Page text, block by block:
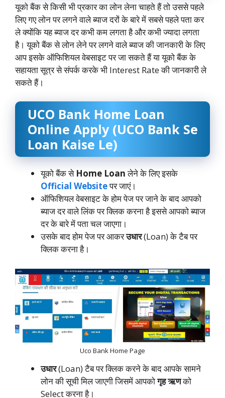
यूको बैंक से किसी भी प्रकार का लोन लेना चाहते हैं तो उससे पहले
लिए गए लोन पर लगने वाले ब्याज दरों के बारे में सबसे पहले पता कर
ले क्योंकि यह ब्याज दर कभी कम लगता है और कभी ज्यादा लगता
है। यूको बैंक से लोन लेने पर लगने वाले ब्याज की जानकारी के लिए
आप इसके ऑफिशियल वेबसाइट पर जा सकते हैं या यूको बैंक के
सहायता सूत्र से संपर्क करके भी Interest Rate की जानकारी ले
सकते हैं।
UCO Bank Home Loan
Online Apply (UCO Bank Se
Loan Kaise Le)
यूको बैंक से Home Loanलेने के लिए इसके
Official Websiteपर जाएं।
ऑफिशियल वेबसाइट के होम पेज पर जाने के बाद आपको
ब्याज दर वाले लिंक पर क्लिक करना है इससे आपको ब्याज
दर के बारे में पता चल जाएगा।
उसके बाद होम पेज पर आकरउधार(Loan) के टैब पर
क्लिक करना है।
Uco Bank Home Page
उधार(Loan) टैब पर क्लिक करने के बाद आपके सामने
लोन की सूची मिल जाएगी जिसमें आपकोगृह ऋणको
Select करना है।